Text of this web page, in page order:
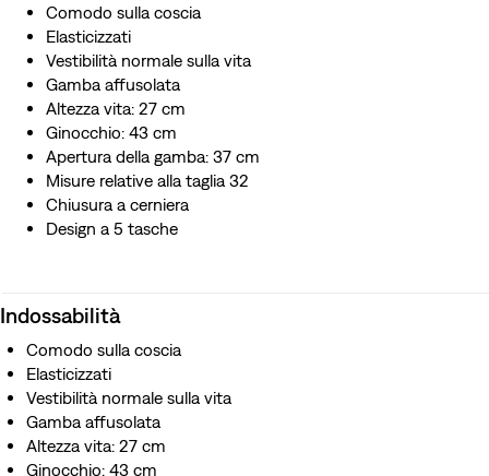
Comodo sulla coscia
Elasticizzati
Vestibilità normale sulla vita
Gamba affusolata
Altezza vita: 27 cm
Ginocchio: 43 cm
Apertura della gamba: 37 cm
Misure relative alla taglia 32
Chiusura a cerniera
Design a 5 tasche
Indossabilità
Comodo sulla coscia
Elasticizzati
Vestibilità normale sulla vita
Gamba affusolata
Altezza vita: 27 cm
Ginocchio: 43 cm